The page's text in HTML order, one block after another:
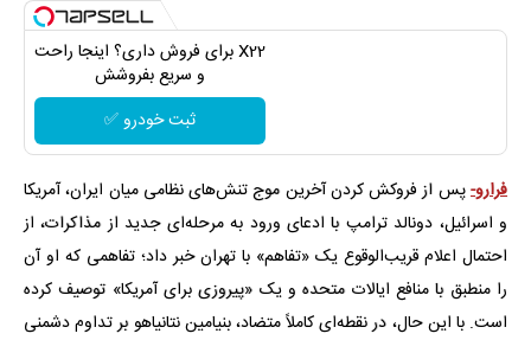
X22 برای فروش داری؟ اینجا راحت
و سریع بفروشش
ثبت خودرو ✅
فرارو-پس از فروکش کردن آخرین موج تنش‌های نظامی میان ایران، آمریکا
و اسرائیل، دونالد ترامپ با ادعای ورود به مرحله‌ای جدید از مذاکرات، از
احتمال اعلام قریب‌الوقوع یک «تفاهم» با تهران خبر داد؛ تفاهمی که او آن
را منطبق با منافع ایالات متحده و یک «پیروزی برای آمریکا» توصیف کرده
است. با این حال، در نقطه‌ای کاملاً متضاد، بنیامین نتانیاهو بر تداوم دشمنی